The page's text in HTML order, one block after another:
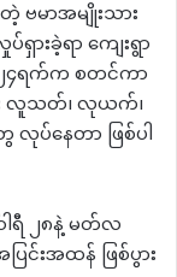
ဗမာအမျိုးသား
ားခဲ့ရာ ကျေးရွာ
၄ရက်က စတင်ကာ
း လူသတ်၊ လုယက်၊
လုပ်နေတာ ဖြစ်ပါ
ရီ ၂၈နဲ့ မတ်လ
င်းအထန် ဖြစ်ပွား